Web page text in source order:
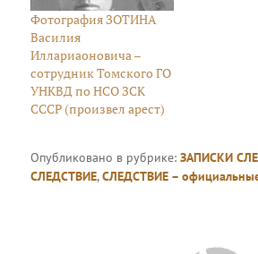
Фотография ЗОТИНА
Василия
Иллариаоновича –
сотрудник Томского ГО
УНКВД по НСО ЗСК
СССР (произвел арест)
Опубликовано в рубрике:ЗАПИСКИ
СЛЕДСТВИЕ,СЛЕДСТВИЕ –